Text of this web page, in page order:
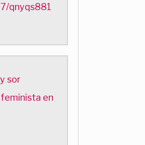
qnyqs881
sor
feminista en